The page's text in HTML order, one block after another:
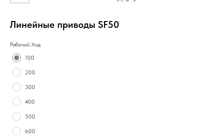
Линейные приводы SF50
Рабочий Ход
100
200
300
400
500
600